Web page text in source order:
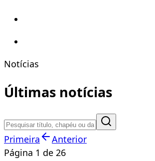
Notícias
Últimas notícias
Primeira
Anterior
Página 1 de 26